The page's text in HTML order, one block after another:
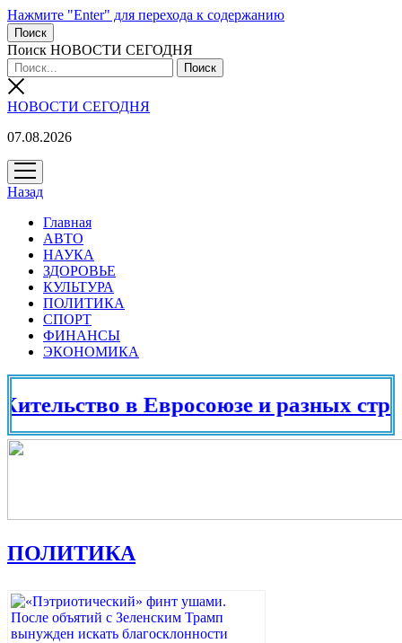
Нажмите "Enter" для перехода к содержанию
Поиск
Поиск НОВОСТИ СЕГОДНЯ
НОВОСТИ СЕГОДНЯ
07.08.2026
открыть
меню
Назад
Главная
АВТО
НАУКА
ЗДОРОВЬЕ
КУЛЬТУРА
ПОЛИТИКА
СПОРТ
ФИНАНСЫ
ЭКОНОМИКА
в Евросоюзе и разных странах
ПОЛИТИКА